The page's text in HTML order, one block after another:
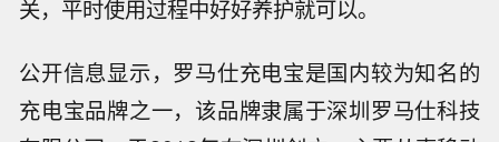
关，平时使用过程中好好养护就可以。
公开信息显示，罗马仕充电宝是国内较为知名的
充电宝品牌之一，该品牌隶属于深圳罗马仕科技